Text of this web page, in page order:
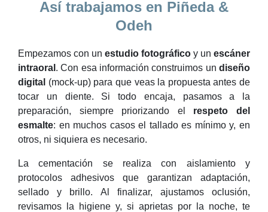
Así trabajamos en Piñeda &
Odeh
Empezamos con un estudio fotográfico y un escáner
intraoral . Con esa información construimos un diseño
digital (mock-up) para que veas la propuesta antes de
tocar un diente. Si todo encaja, pasamos a la
preparación, siempre priorizando el respeto del
esmalte: en muchos casos el tallado es mínimo y, en
otros, ni siquiera es necesario.
La cementación se realiza con aislamiento y
protocolos adhesivos que garantizan adaptación,
sellado y brillo. Al finalizar, ajustamos oclusión,
revisamos la higiene y, si aprietas por la noche, te